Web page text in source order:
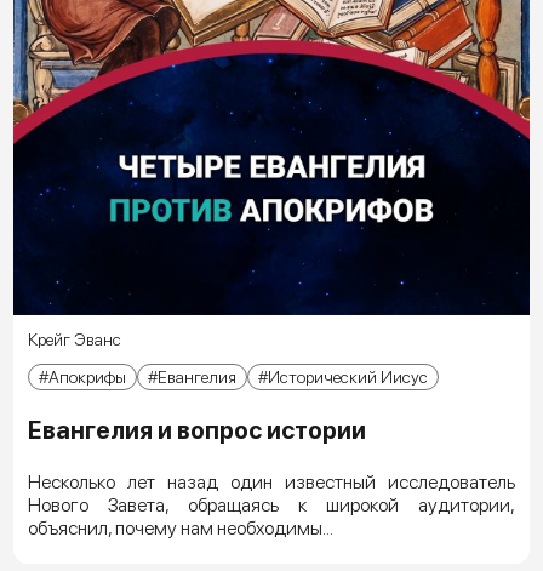
Крейг Эванс
Апокрифы
Евангелия Исторический Иисус
Евангелия и вопрос истории
Несколько лет назад один известный исследователь
Нового Завета, обращаясь к широкой аудитории,
объяснил, почему нам необходимы...